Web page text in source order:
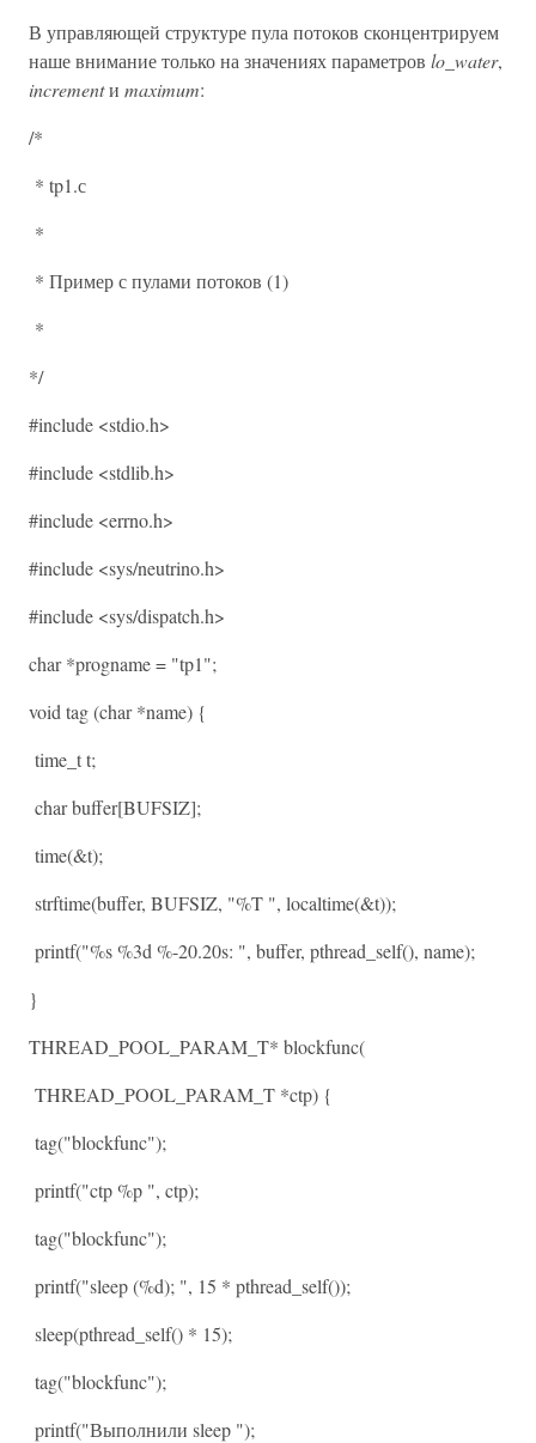
В управляющей структуре пула потоков сконцентрируем
наше внимание только на значениях параметров lo_water,
incrementи maximum:
/*
* tp1.с
*
* Пример с пулами потоков (1)
*
*/
#include <stdio.h>
#include <stdlib.h>
#include <errno.h>
#include <sys/neutrino.h>
#include <sys/dispatch.h>
char *progname = "tp1";
void tag (char *name) {
time_t t;
char buffer[BUFSIZ];
time(&t);
strftime(buffer, BUFSIZ, "%T ", localtime(&t));
printf("%s %3d %-20.20s: ", buffer, pthread_self(), name);
}
THREAD_POOL_PARAM_T* blockfunc(
THREAD_POOL_PARAM_T *ctp) {
tag("blockfunc");
printf("ctp %p ", ctp);
tag("blockfunc");
printf("sleep (%d); ", 15 * pthread_self());
sleep(pthread_self() * 15);
tag("blockfunc");
printf("Выполнили sleep ");